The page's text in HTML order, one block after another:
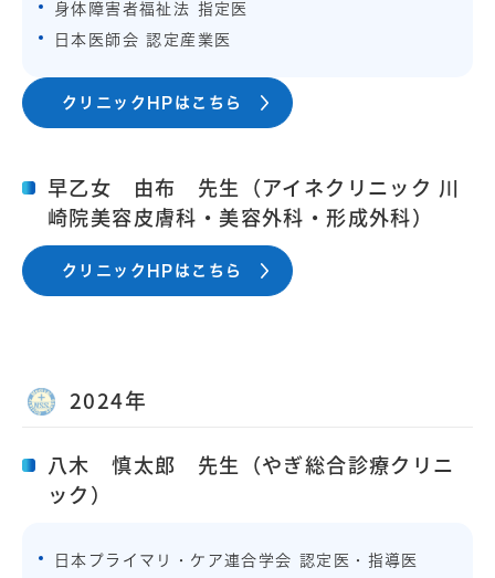
身体障害者福祉法 指定医
日本医師会 認定産業医
クリニックHPはこちら
早乙女 由布 先生（アイネクリニック 川
崎院美容皮膚科・美容外科・形成外科）
クリニックHPはこちら
2024年
八木 慎太郎 先生（やぎ総合診療クリニ
ック）
日本プライマリ・ケア連合学会 認定医・指導医